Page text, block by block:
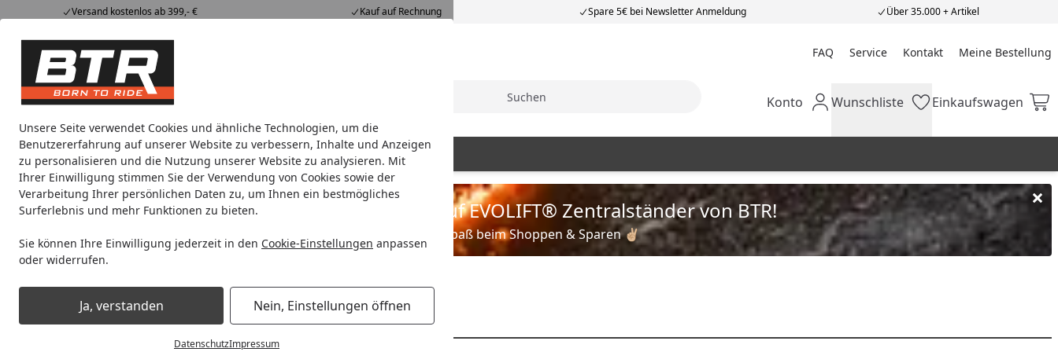
Unsere Seite verwendet Cookies und ähnliche Technologien, um die
Benutzererfahrung auf unserer Website zu verbessern, Inhalte und Anzeigen
zu personalisieren und die Nutzung unserer Website zu analysieren. Mit
Ihrer Einwilligung stimmen Sie der Verwendung von Cookies sowie der
Verarbeitung Ihrer persönlichen Daten zu, um Ihnen ein bestmögliches
Surferlebnis und mehr Funktionen zu bieten.
Sie können Ihre Einwilligung jederzeit in den Cookie-Einstellungen anpassen
oder widerrufen.
Ja, verstanden Nein, Einstellungen öffnen
DatenschutzImpressum
Versand kostenlos ab 399,- € Kauf auf Rechnung Spare 5€ bei Newsletter Anmeldung Über 35.000 + Artikel
Hotline07051 / 9 222 5959
Mi-Fr. 8-12 Uhr FAQ Service Kontakt Meine Bestellung
Meine Bestellung
Alle Produkte
Alle ProdukteMarken Mein Konto
Konto Wunschliste
Wunschliste Einkaufswagen
Einkaufswagen
Zieger Kennzeichenhalter Kettenschutz Kühlerabdeckung
Noch 2 Tage und 8 Stunden
Spare bis zu 35% auf EVOLIFT® Zentralständer von BTR!
Viel Spaß beim Shoppen & Sparen ✌🏼
Startseite
Zieger Kühlerabdeckung